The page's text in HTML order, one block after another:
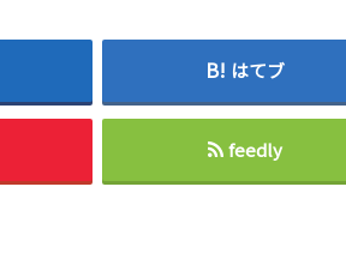
はてブ
feedly